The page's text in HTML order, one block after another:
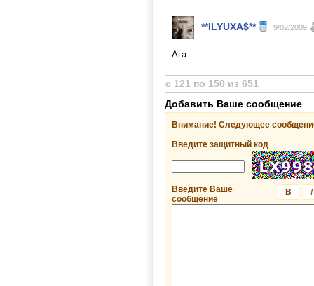
**ILYUXA$** 9/02/2009
Ага.
с 121 по 150 из 651
Добавить Ваше сообщение
Внимание! Следующее
Введите защитный код
I
B
Введите Ваше
сообщение